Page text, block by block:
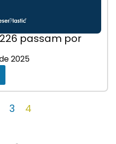
passam por
2025
3 4